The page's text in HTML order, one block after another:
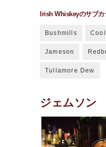
Irish Whiskeyのサブカ
Bushmills
Jameson
Tullamore Dew
ジェムソン